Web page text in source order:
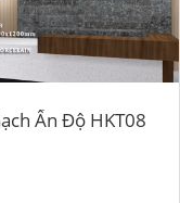
Ấn Độ HKT08